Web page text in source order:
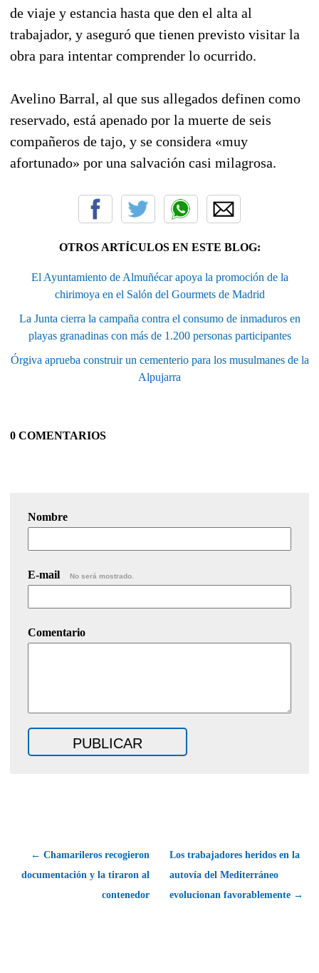
de viaje y estancia hasta que den el alta al
trabajador, y aseguró que tienen previsto visitar la
obra para intentar comprender lo ocurrido.
Avelino Barral, al que sus allegados definen como
reservado, está apenado por la muerte de seis
compañeros de tajo, y se considera «muy
afortunado» por una salvación casi milagrosa.
OTROS ARTÍCULOS EN ESTE BLOG:
El Ayuntamiento de Almuñécar apoya la promoción de la
chirimoya en el Salón del Gourmets de Madrid
La Junta cierra la campaña contra el consumo de inmaduros en
playas granadinas con más de 1.200 personas participantes
Órgiva aprueba construir un cementerio para los musulmanes de la
Alpujarra
0 COMENTARIOS
Nombre
E-mail No será mostrado.
Comentario
← Chamarileros recogieron
documentación y la tiraron al
contenedor
Los trabajadores heridos en la
autovía del Mediterráneo
evolucionan favorablemente →